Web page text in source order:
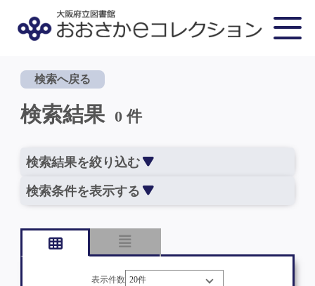
検索へ戻る
検索結果 0 件
検索結果を絞り込む
検索条件を表示する
表示件数